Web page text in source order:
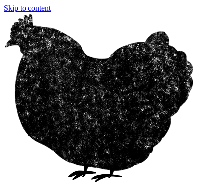
Skip to content